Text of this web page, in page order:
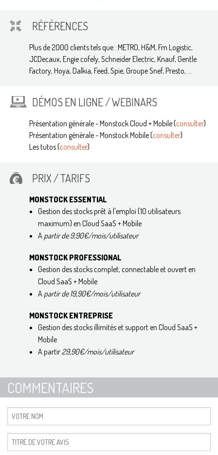
RÉFÉRENCES
Plus de 2000 clients tels que : METRO, H&M, Fm Logistic,
JCDecaux, Engie cofely, Schneider Electric, Knauf, Gentle
Factory, Hoya, Dalkia, Feed, Spie, Groupe Snef, Presto, …
DÉMOS EN LIGNE / WEBINARS
Présentation générale - Monstock Cloud + Mobile (consulter)
Présentation générale - Monstock Mobile (consulter)
Les tutos (consulter)
PRIX / TARIFS
MONSTOCK ESSENTIAL
Gestion des stocks prêt à l'emploi (10 utilisateurs
maximum) en Cloud SaaS + Mobile
A partir de 9,90€/mois/utilisateur
MONSTOCK PROFESSIONAL
Gestion des stocks complet, connectable et ouvert en
Cloud SaaS + Mobile
A partir de 19,90€/mois/utilisateur
MONSTOCKENTREPRISE
Gestion des stocks illimités et support en Cloud SaaS +
Mobile
A partir 29,90€/mois/utilisateur
COMMENTAIRES